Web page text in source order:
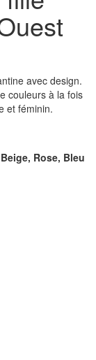
avec design.
couleurs à la fois
et féminin.
Rose, Bleu